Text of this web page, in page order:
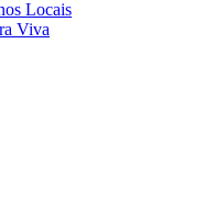
Locais
Viva